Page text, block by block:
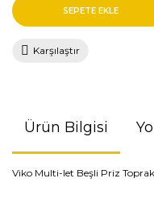
SEPETE EKLE
Karşılaştır
Ürün Bilgisi
Viko Multi-let Beşli Priz